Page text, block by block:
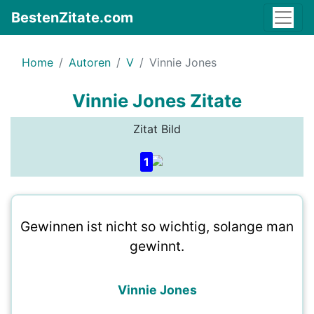
BestenZitate.com
Home Autoren V Vinnie Jones
Vinnie Jones Zitate
Zitat Bild
1
Gewinnen ist nicht so wichtig, solange man
gewinnt.
Vinnie Jones